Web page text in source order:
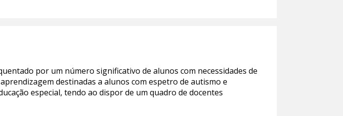
por um número significativo de alunos com necessidades de
destinadas a alunos com espetro de autismo e
especial, tendo ao dispor de um quadro de docentes